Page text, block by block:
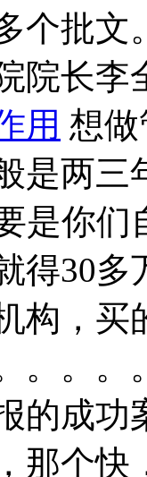
个批文
院长
用 想
是两三
是你
得30
构，买
。。
的成功
那个